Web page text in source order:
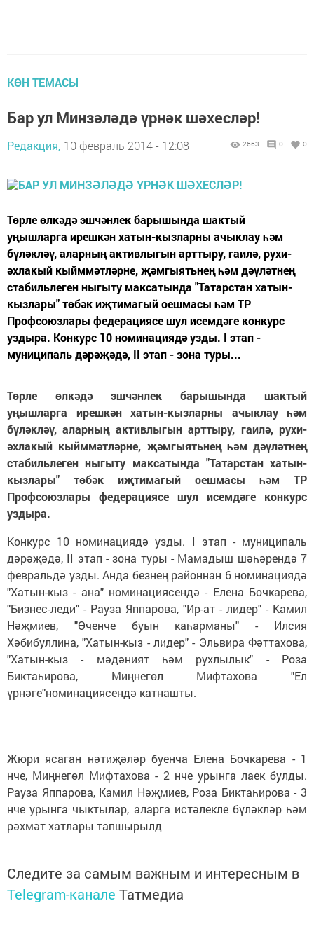
КӨН ТЕМАСЫ
Бар ул Минзәләдә үрнәк шәхесләр!
Редакция, 10 февраль 2014 - 12:08 2663 0 0
Төрле өлкәдә эшчәнлек барышында шактый
уңышларга ирешкән хатын-кызларны ачыклау һәм
бүләкләү, аларның активлыгын арттыру, гаилә, рухи-
әхлакый кыйммәтләрне, җәмгыятьнең һәм дәүләтнең
стабильлеген ныгыту максатында "Татарстан хатын-
кызлары" төбәк иҗтимагый оешмасы һәм ТР
Профсоюзлары федерациясе шул исемдәге конкурс
уздыра. Конкурс 10 номинациядә узды. I этап -
муниципаль дәрәҗәдә, II этап - зона туры...
Төрле өлкәдә эшчәнлек барышында шактый
уңышларга ирешкән хатын-кызларны ачыклау һәм
бүләкләү, аларның активлыгын арттыру, гаилә, рухи-
әхлакый кыйммәтләрне, җәмгыятьнең һәм дәүләтнең
стабильлеген ныгыту максатында "Татарстан хатын-
кызлары" төбәк иҗтимагый оешмасы һәм ТР
Профсоюзлары федерациясе шул исемдәге конкурс
уздыра.
Конкурс 10 номинациядә узды. I этап - муниципаль
дәрәҗәдә, II этап - зона туры - Мамадыш шәһәрендә 7
февральдә узды. Анда безнең районнан 6 номинациядә
"Хатын-кыз - ана" номинациясендә - Елена Бочкарева,
"Бизнес-леди" - Рауза Яппарова, "Ир-ат - лидер" - Камил
Нәҗмиев, "Өченче буын каһарманы" - Илсия
Хәбибуллина, "Хатын-кыз - лидер" - Эльвира Фәттахова,
"Хатын-кыз - мәдәният һәм рухлылык" - Роза
Биктаһирова, Миңнегөл Мифтахова "Ел
үрнәге"номинациясендә катнашты.
Жюри ясаган нәтиҗәләр буенча Елена Бочкарева - 1
нче, Миңнегөл Мифтахова - 2 нче урынга лаек булды.
Рауза Яппарова, Камил Нәҗмиев, Роза Биктаһирова - 3
нче урынга чыктылар, аларга истәлекле бүләкләр һәм
рәхмәт хатлары тапшырылд
Следите за самым важным и интересным в
Telegram-канале Татмедиа